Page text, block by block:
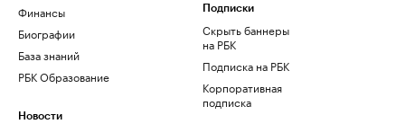
Финансы
Биографии
База знаний
РБК Образование
Новости
Подписки
Скрыть баннеры
на РБК
Подписка на РБК
Корпоративная
подписка